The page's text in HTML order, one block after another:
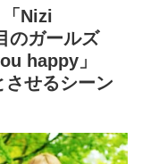
Nizi
のガールズ
happy」
させるシーン